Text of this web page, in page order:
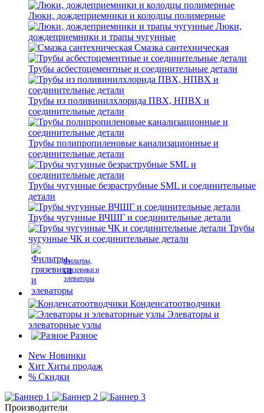
Люки, дождеприемники и колодцы полимерные
Люки,
дождеприемники и трапы чугунные
Смазка сантехническая
Трубы асбестоцементные и соединительные детали
Трубы из поливинилхлорида ПВХ, НПВХ и
соединительные детали
Трубы полипропиленовые канализационные и
соединительные детали
Трубы чугунные безраструбные SML и соединительные
детали
Трубы чугунные ВЧШГ и соединительные детали
Трубы
чугунные ЧК и соединительные детали
Фильтры,
грязевики и
элеваторы
Конденсатоотводчики
Элеваторы и
элеваторные узлы
Разное
New Новинки
Хит Хиты продаж
% Скидки
Производители